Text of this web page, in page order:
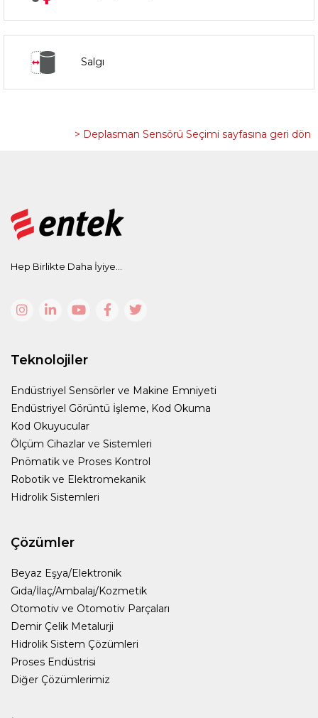
Salgı
> Deplasman Sensörü Seçimi sayfasına geri dön
Hep Birlikte Daha İyiye...
Teknolojiler
Endüstriyel Sensörler ve Makine Emniyeti
Endüstriyel Görüntü İşleme, Kod Okuma
Kod Okuyucular
Ölçüm Cihazlar ve Sistemleri
Pnömatik ve Proses Kontrol
Robotik ve Elektromekanik
Hidrolik Sistemleri
Çözümler
Beyaz Eşya/Elektronik
Gıda/İlaç/Ambalaj/Kozmetik
Otomotiv ve Otomotiv Parçaları
Demir Çelik Metalurji
Hidrolik Sistem Çözümleri
Proses Endüstrisi
Diğer Çözümlerimiz